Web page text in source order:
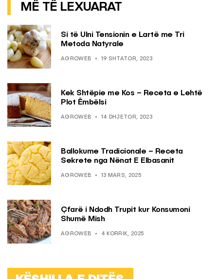
MË TË LEXUARAT
Si të Ulni Tensionin e Lartë me Tri
Metoda Natyrale
AGROWEB 19 SHTATOR, 2023
Kek Shtëpie me Kos – Receta e Lehtë
Plot Ëmbëlsi
AGROWEB 14 DHJETOR, 2023
Ballokume Tradicionale – Receta
Sekrete nga Nënat E Elbasanit
AGROWEB 13 MARS, 2025
Çfarë i Ndodh Trupit kur Konsumoni
Shumë Mish
AGROWEB 4 KORRIK, 2025